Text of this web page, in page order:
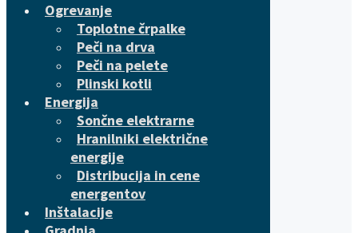
Ogrevanje
Toplotne črpalke
Peči na drva
Peči na pelete
Plinski kotli
Energija
Sončne elektrarne
Hranilniki električne
energije
Distribucija in cene
energentov
Inštalacije